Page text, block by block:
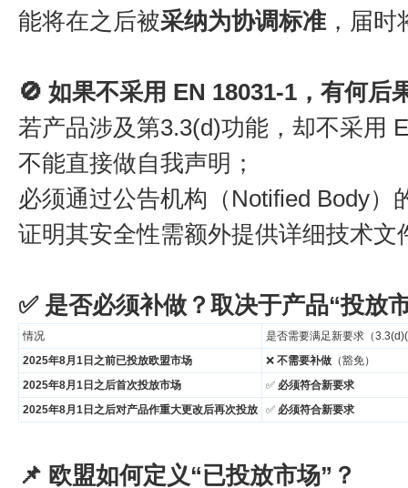
能将在之后被采纳为协调标准，届时
🚫 如果不采用 EN 18031-1，有何后
若产品涉及第3.3(d)功能，却不采用
不能直接做自我声明；
必须通过公告机构（Notified Body）
证明其安全性需额外提供详细技术
✅ 是否必须补做？取决于产品“投放
情况
是否需要满足新要求（
2025年8月1日之前已投放欧盟市场
❌ 不需要补做 （豁免）
2025年8月1日之后首次投放市场
✅ 必须符合新要求
2025年8月1日之后对产品作重大更改后再次投放
✅ 必须符合新要求
📌 欧盟如何定义“已投放市场”？